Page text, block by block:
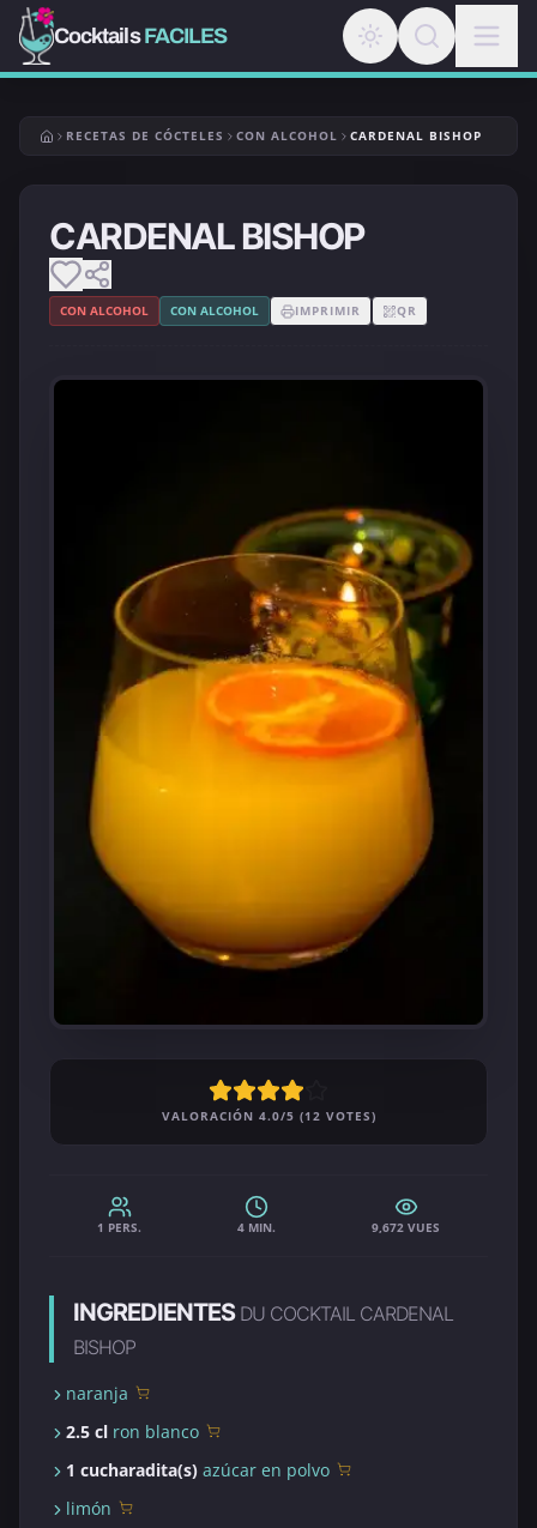
CocktailsFACILES
RECETAS DE CÓCTELES CON ALCOHOL CARDENAL BISHOP
CARDENAL BISHOP
CON ALCOHOL CON ALCOHOL IMPRIMIR QR
VALORACIÓN 4.0/5 (12 VOTES)
1 PERS. 4 MIN. 9,672 VUES
INGREDIENTES DU COCKTAIL CARDENAL
BISHOP
naranja
2.5 cl ron blanco
1 cucharadita(s) azúcar en polvo
limón